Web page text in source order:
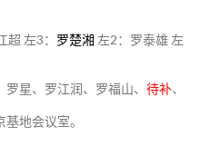
左3： 罗楚湘 左2：罗泰雄 左
罗星、罗江润、罗福山、 待补、
地会议室。